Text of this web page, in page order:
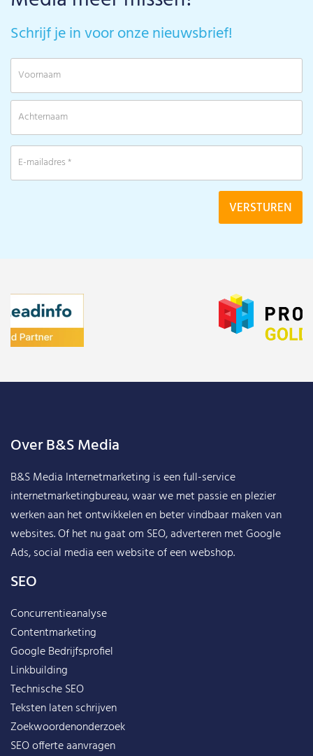
Schrijf je in voor onze nieuwsbrief!
Over B&S Media
B&S Media Internetmarketing is een full-service
internetmarketingbureau, waar we met passie en plezier
werken aan het ontwikkelen en beter vindbaar maken van
websites. Of het nu gaat om SEO, adverteren met Google
Ads, social media een website of een webshop.
SEO
Concurrentieanalyse
Contentmarketing
Google Bedrijfsprofiel
Linkbuilding
Technische SEO
Teksten laten schrijven
Zoekwoordenonderzoek
SEO offerte aanvragen